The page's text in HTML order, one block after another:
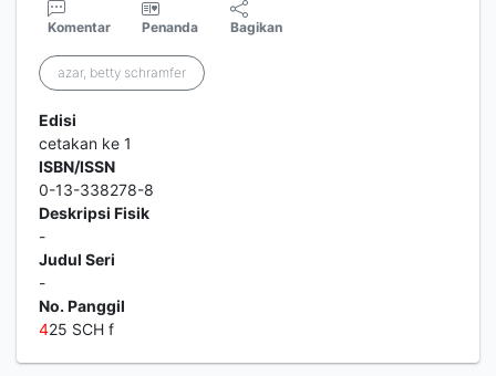
Komentar Penanda Bagikan
azar, betty schramfer
Edisi
cetakan ke 1
ISBN/ISSN
0-13-338278-8
Deskripsi Fisik
-
Judul Seri
-
No. Panggil
425 SCH f